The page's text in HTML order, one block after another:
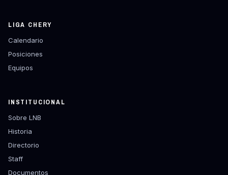
LIGA CHERY
Calendario
Posiciones
Equipos
INSTITUCIONAL
Sobre LNB
Historia
Directorio
Staff
Documentos